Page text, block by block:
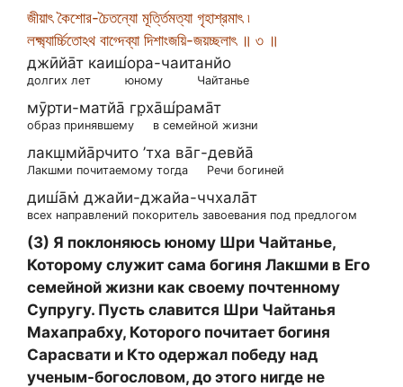
জীয়াৎ কৈশোর-চৈতন্যো মূর্ত্তিমত্যা গৃহাশ্রমাৎ ৷
লক্ষ্ম্যার্চ্চিতোঽথ বাগ্দেব্যা দিশাংজয়ি-জয়চ্ছলাৎ ॥ ৩ ॥
джӣйа̄т каиш́ора-чаитанйо
долгих лет юному Чайтанье
мӯрти-матйа̄ гр̣ха̄ш́рама̄т
образ принявшему в семейной жизни
лакш̣мйа̄рчито ’тха ва̄г-девйа̄
Лакшми почитаемому тогда Речи богиней
диш́а̄м̇ джайи-джайа-ччхала̄т
всех направлений покоритель завоевания под предлогом
(3) Я поклоняюсь юному Шри Чайтанье,
Которому служит сама богиня Лакшми в Его
семейной жизни как своему почтенному
Супругу. Пусть славится Шри Чайтанья
Махапрабху, Которого почитает богиня
Сарасвати и Кто одержал победу над
ученым-богословом, до этого нигде не